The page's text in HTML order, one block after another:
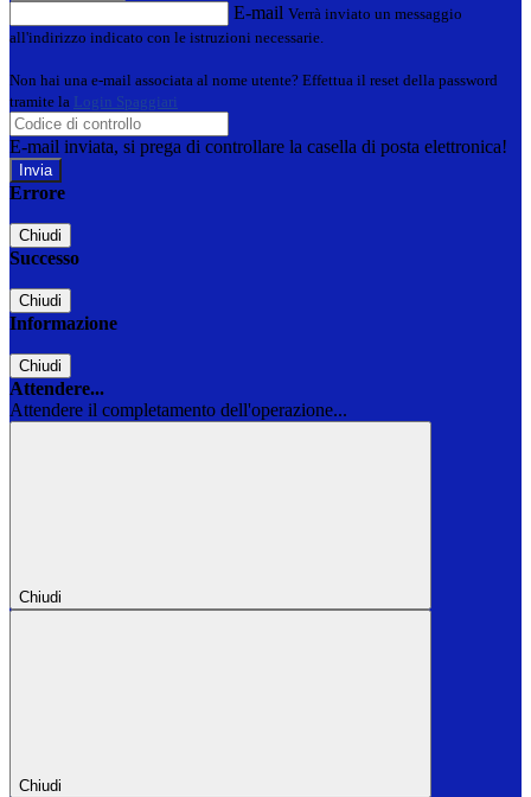
E-mail Verrà inviato un messaggio
all'indirizzo indicato con le istruzioni necessarie.
Non hai una e-mail associata al nome utente? Effettua il reset della password
tramite la Login Spaggiari
E-mail inviata, si prega di controllare la casella di posta elettronica!
Errore
Chiudi
Successo
Chiudi
Informazione
Chiudi
Attendere...
Attendere il completamento dell'operazione...
Chiudi
Chiudi